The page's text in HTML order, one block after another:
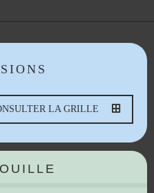
LA GRILLE